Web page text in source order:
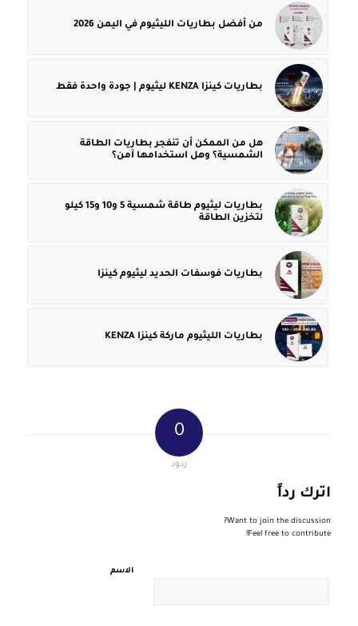
من أفضل بطاريات الليثيوم في اليمن 2026
بطاريات كينزا KENZA ليثيوم | جودة واحدة فقط
هل من الممكن أن تنفجر بطاريات الطاقة
الشمسية؟ وهل استخدامها آمن؟
بطاريات ليثيوم طاقة شمسية 5 و10 و15 كيلو
لتخزين الطاقة
بطاريات فوسفات الحديد ليثيوم كينزا
بطاريات الليثيوم ماركة كينزا KENZA
0
ردود
اترك رداً
Want to join the discussion?
Feel free to contribute!
الاسم